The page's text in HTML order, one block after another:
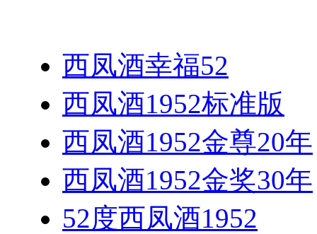
西凤酒幸福52
西凤酒1952标准版
西凤酒1952金尊20年
西凤酒1952金奖30年
52度西凤酒1952